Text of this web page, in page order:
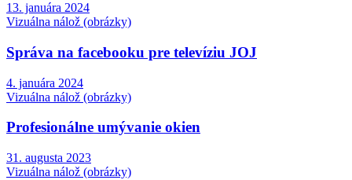
13. januára 2024
Vizuálna nálož (obrázky)
Správa na facebooku pre televíziu JOJ
4. januára 2024
Vizuálna nálož (obrázky)
Profesionálne umývanie okien
31. augusta 2023
Vizuálna nálož (obrázky)